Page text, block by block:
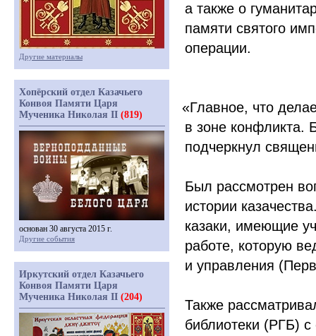
а также о
памяти святого
операции.
«Главное, что
в зоне конфликта.
подчеркнул
Был рассмотрен
истории
казаки, имеющие
работе, которую
и управления
Также
библиотеки (РГБ) с
Другие материалы
Хопёрский отдел Казачьего
Конвоя Памяти Царя
Мученика Николая II (819)
основан 30 августа 2015 г.
Другие события
Иркутский отдел Казачьего
Конвоя Памяти Царя
Мученика Николая II (204)